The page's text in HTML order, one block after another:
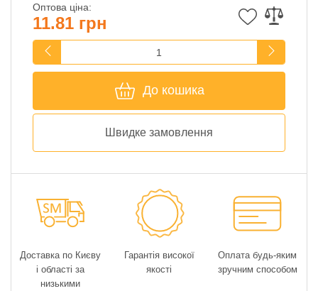
Оптова ціна:
11.81 грн
До кошика
Швидке замовлення
Доставка по Києву
і області за
низькими
Гарантія високої
якості
Оплата будь-яким
зручним способом